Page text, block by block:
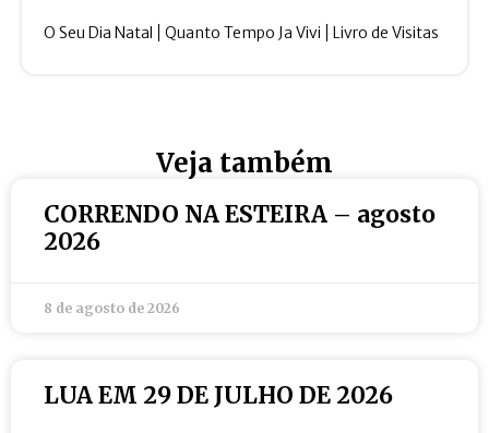
O Seu Dia Natal Quanto Tempo Ja Vivi Livro de Visitas
Veja também
CORRENDO NA ESTEIRA – agosto
2026
8 de agosto de 2026
LUA EM 29 DE JULHO DE 2026